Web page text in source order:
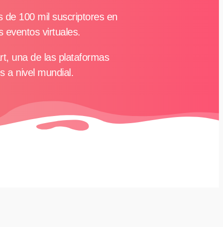
de 100 mil suscriptores en
eventos virtuales.
una de las plataformas
a nivel mundial.